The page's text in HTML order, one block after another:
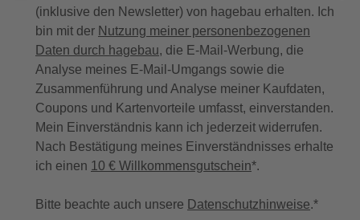
(inklusive den Newsletter) von hagebau erhalten. Ich
bin mit der Nutzung meiner personenbezogenen
Daten durch hagebau, die E-Mail-Werbung, die
Analyse meines E-Mail-Umgangs sowie die
Zusammenführung und Analyse meiner Kaufdaten,
Coupons und Kartenvorteile umfasst, einverstanden.
Mein Einverständnis kann ich jederzeit widerrufen.
Nach Bestätigung meines Einverständnisses erhalte
ich einen 10 € Willkommensgutschein*.
Bitte beachte auch unsere Datenschutzhinweise.